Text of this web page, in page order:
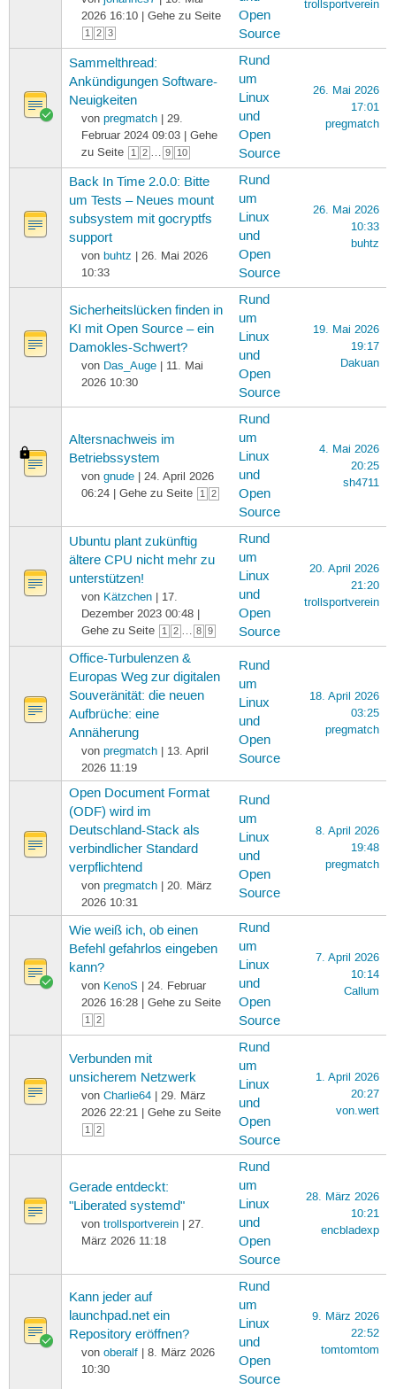
2026 16:10 | Gehe zu Seite
1 2 3
Open
Source
trollsportverein
Sammelthread:
Ankündigungen Software-
Neuigkeiten
von pregmatch| 29.
Februar 2024 09:03 | Gehe
zu Seite
1 2 … 9 10
Rund
um
Linux
und
Open
Source
26. Mai 2026
17:01
pregmatch
Back In Time 2.0.0: Bitte
um Tests – Neues mount
subsystem mit gocryptfs
support
von buhtz | 26. Mai 2026
10:33
Rund
um
Linux
und
Open
Source
26. Mai 2026
10:33
buhtz
Sicherheitslücken finden in
KI mit Open Source – ein
Damokles-Schwert?
von Das_Auge| 11. Mai
2026 10:30
Rund
um
Linux
und
Open
Source
19. Mai 2026
19:17
Dakuan
Altersnachweis im
Betriebssystem
von gnude| 24. April 2026
06:24 | Gehe zu Seite
1 2
Rund
um
Linux
und
Open
Source
4. Mai 2026
20:25
sh4711
Ubuntu plant zukünftig
ältere CPU nicht mehr zu
unterstützen!
von Kätzchen| 17.
Dezember 2023 00:48 |
Gehe zu Seite
1 2 … 8 9
Rund
um
Linux
und
Open
Source
20. April 2026
21:20
trollsportverein
Office-Turbulenzen &
Europas Weg zur digitalen
Souveränität: die neuen
Aufbrüche: eine
Annäherung
von pregmatch| 13. April
2026 11:19
Rund
um
Linux
und
Open
Source
18. April 2026
03:25
pregmatch
Open Document Format
(ODF) wird im
Deutschland-Stack als
verbindlicher Standard
verpflichtend
von pregmatch| 20. März
2026 10:31
Rund
um
Linux
und
Open
Source
8. April 2026
19:48
pregmatch
Wie weiß ich, ob einen
Befehl gefahrlos eingeben
kann?
von KenoS | 24. Februar
2026 16:28 | Gehe zu Seite
1 2
Rund
um
Linux
und
Open
Source
7. April 2026
10:14
Callum
Verbunden mit
unsicherem Netzwerk
von Charlie64| 29. März
2026 22:21 | Gehe zu Seite
1 2
Rund
um
Linux
und
Open
Source
1. April 2026
20:27
von.wert
Gerade entdeckt:
"Liberated systemd"
von trollsportverein| 27.
März 2026 11:18
Rund
um
Linux
und
Open
Source
28. März 2026
10:21
encbladexp
Kann jeder auf
launchpad.net ein
Repository eröffnen?
von oberalf| 8. März 2026
10:30
Rund
um
Linux
und
Open
Source
9. März 2026
22:52
tomtomtom